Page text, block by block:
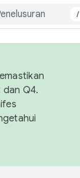
/
Q4.